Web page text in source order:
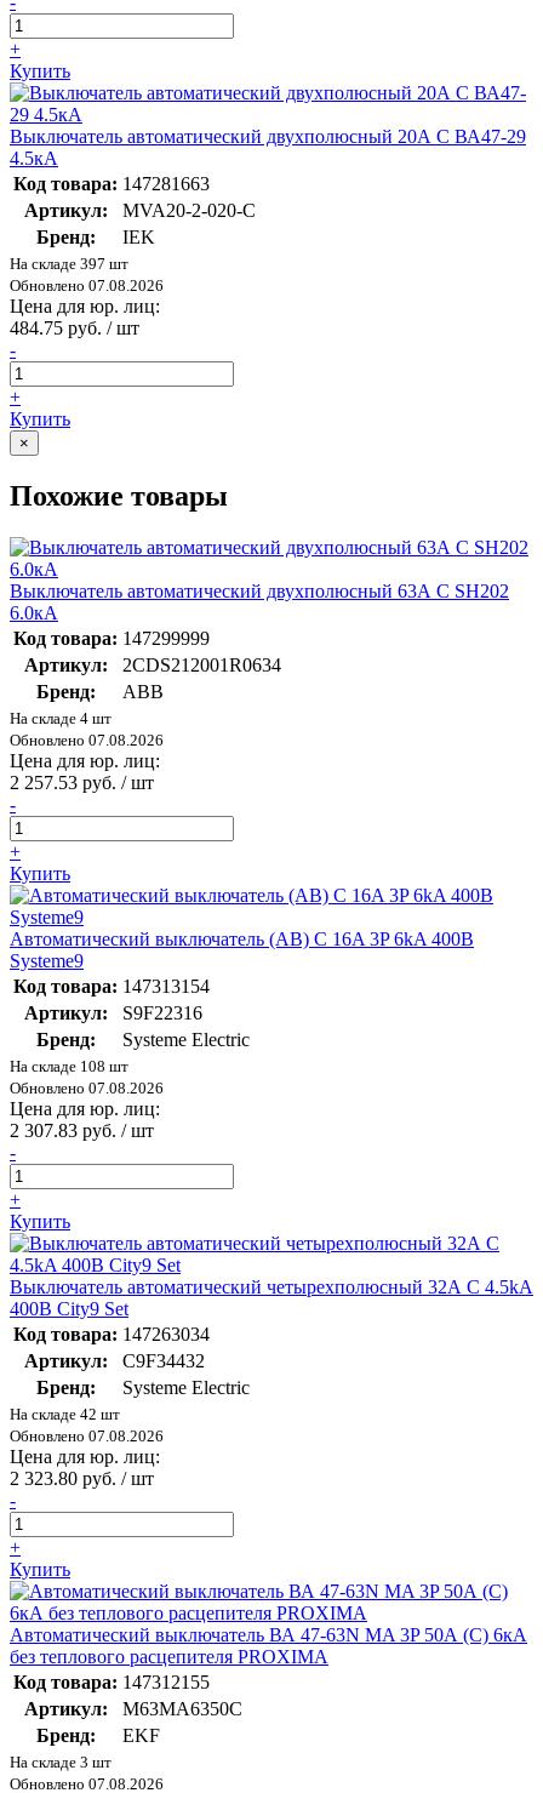
+
Купить
Выключатель автоматический двухполюсный 20А С ВА47-29
4.5кА
Код товара: 147281663
Артикул:
MVA20-2-020-C
Бренд:
IEK
На складе 397 шт
Обновлено 07.08.2026
Цена для юр. лиц:
484.75 руб. / шт
-
+
Купить
×
Похожие товары
Выключатель автоматический двухполюсный 63А С SH202
6.0кА
Код товара: 147299999
Артикул:
2CDS212001R0634
Бренд:
ABB
На складе 4 шт
Обновлено 07.08.2026
Цена для юр. лиц:
2 257.53 руб. / шт
-
+
Купить
Автоматический выключатель (АВ) C 16A 3P 6kA 400В
Systeme9
Код товара: 147313154
Артикул:
S9F22316
Бренд:
Systeme Electric
На складе 108 шт
Обновлено 07.08.2026
Цена для юр. лиц:
2 307.83 руб. / шт
-
+
Купить
Выключатель автоматический четырехполюсный 32А С 4.5kA
400В City9 Set
Код товара: 147263034
Артикул:
C9F34432
Бренд:
Systeme Electric
На складе 42 шт
Обновлено 07.08.2026
Цена для юр. лиц:
2 323.80 руб. / шт
-
+
Купить
Автоматический выключатель ВА 47-63N MA 3P 50А (C) 6кА
без теплового расцепителя PROXIMA
Код товара: 147312155
Артикул:
M63MA6350C
Бренд:
EKF
На складе 3 шт
Обновлено 07.08.2026